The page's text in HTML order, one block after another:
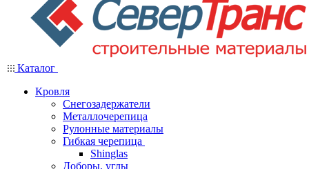
Каталог
Кровля
Снегозадержатели
Металлочерепица
Рулонные материалы
Гибкая черепица
Shinglas
Доборы, углы